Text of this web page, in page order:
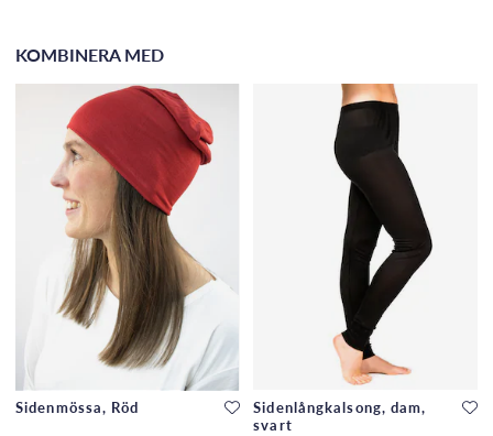
KOMBINERA MED
Sidenmössa, Röd
Sidenlångkalsong, dam,
svart